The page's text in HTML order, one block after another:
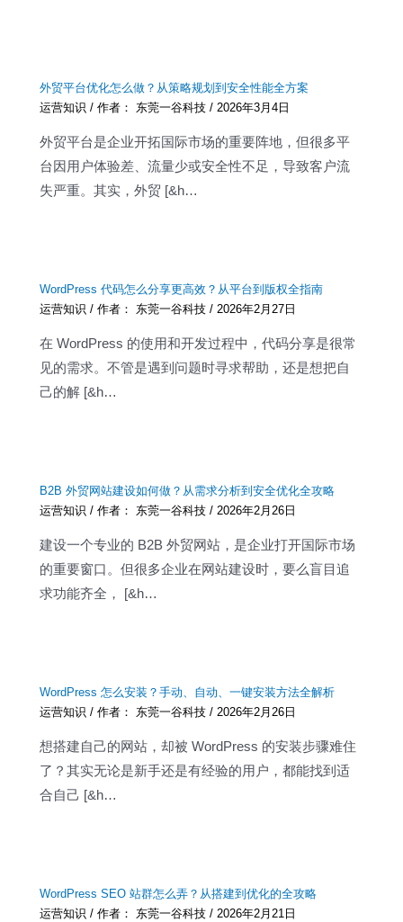
外贸平台优化怎么做？从策略规划到安全性能全方案
运营知识 / 作者： 东莞一谷科技/2026年3月4日
外贸平台是企业开拓国际市场的重要阵地，但很多平
台因用户体验差、流量少或安全性不足，导致客户流
失严重。其实，外贸 [&h…
WordPress 代码怎么分享更高效？从平台到版权全指南
运营知识 / 作者： 东莞一谷科技/2026年2月27日
在 WordPress 的使用和开发过程中，代码分享是很常
见的需求。不管是遇到问题时寻求帮助，还是想把自
己的解 [&h…
B2B 外贸网站建设如何做？从需求分析到安全优化全攻略
运营知识 / 作者： 东莞一谷科技/2026年2月26日
建设一个专业的 B2B 外贸网站，是企业打开国际市场
的重要窗口。但很多企业在网站建设时，要么盲目追
求功能齐全， [&h…
WordPress 怎么安装？手动、自动、一键安装方法全解析
运营知识 / 作者： 东莞一谷科技/2026年2月26日
想搭建自己的网站，却被 WordPress 的安装步骤难住
了？其实无论是新手还是有经验的用户，都能找到适
合自己 [&h…
WordPress SEO 站群怎么弄？从搭建到优化的全攻略
运营知识 / 作者： 东莞一谷科技/ 2026年2月21日